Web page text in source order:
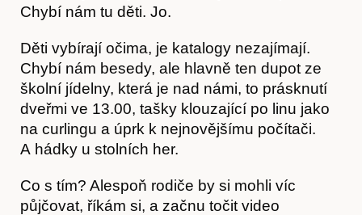
Časopis
Chybí nám tu děti. Jo.
Děti vybírají očima, je katalogy nezajímají.
Chybí nám besedy, ale hlavně ten dupot ze
školní jídelny, která je nad námi, to prásknutí
dveřmi ve 13.00, tašky klouzající po linu jako
na curlingu a úprk k nejnovějšímu počítači.
A hádky u stolních her.
Co s tím? Alespoň rodiče by si mohli víc
půjčovat, říkám si, a začnu točit video